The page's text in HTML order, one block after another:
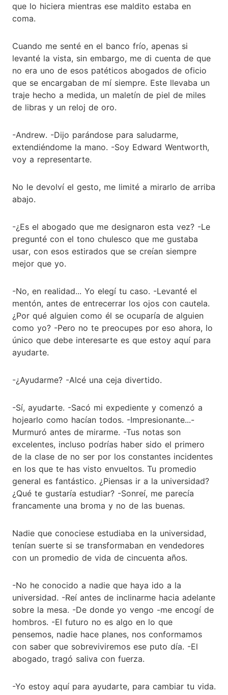
que lo hiciera mientras ese maldito estaba en
coma.
Cuando me senté en el banco frío, apenas si
levanté la vista, sin embargo, me di cuenta de que
no era uno de esos patéticos abogados de oficio
que se encargaban de mí siempre. Este llevaba un
traje hecho a medida, un maletín de piel de miles
de libras y un reloj de oro.
-Andrew. -Dijo parándose para saludarme,
extendiéndome la mano. -Soy Edward Wentworth,
voy a representarte.
No le devolví el gesto, me limité a mirarlo de arriba
abajo.
-¿Es el abogado que me designaron esta vez? -Le
pregunté con el tono chulesco que me gustaba
usar, con esos estirados que se creían siempre
mejor que yo.
-No, en realidad... Yo elegí tu caso. -Levanté el
mentón, antes de entrecerrar los ojos con cautela.
¿Por qué alguien como él se ocuparía de alguien
como yo? -Pero no te preocupes por eso ahora, lo
único que debe interesarte es que estoy aquí para
ayudarte.
-¿Ayudarme? -Alcé una ceja divertido.
-Sí, ayudarte. -Sacó mi expediente y comenzó a
hojearlo como hacían todos. -Impresionante...-
Murmuró antes de mirarme. -Tus notas son
excelentes, incluso podrías haber sido el primero
de la clase de no ser por los constantes incidentes
en los que te has visto envueltos. Tu promedio
general es fantástico. ¿Piensas ir a la universidad?
¿Qué te gustaría estudiar? -Sonreí, me parecía
francamente una broma y no de las buenas.
Nadie que conociese estudiaba en la universidad,
tenían suerte si se transformaban en vendedores
con un promedio de vida de cincuenta años.
-No he conocido a nadie que haya ido a la
universidad. -Reí antes de inclinarme hacia adelante
sobre la mesa. -De donde yo vengo -me encogí de
hombros. -El futuro no es algo en lo que
pensemos, nadie hace planes, nos conformamos
con saber que sobreviviremos ese puto día. -El
abogado, tragó saliva con fuerza.
-Yo estoy aquí para ayudarte, para cambiar tu vida.